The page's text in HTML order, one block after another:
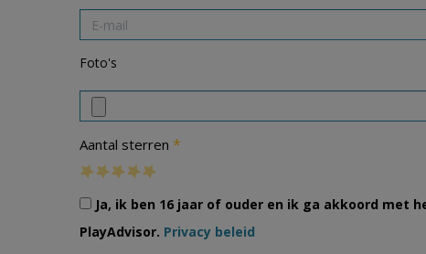
Foto's
Aantal sterren *
Ja, ik ben 16 jaar of ouder en ik ga akkoord met
PlayAdvisor. Privacy beleid